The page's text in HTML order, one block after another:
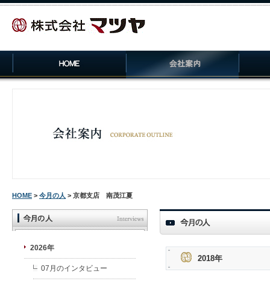
HOME > 今月の人 > 京都支店 南茂江夏
2018年
2026年
07月のインタビュー